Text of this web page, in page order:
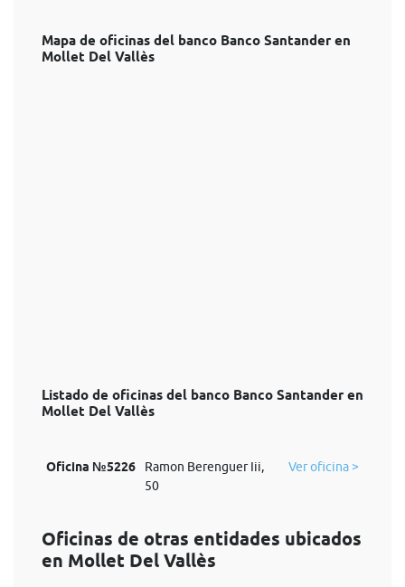
Mapa de oficinas del banco Banco Santander en
Mollet Del Vallès
Listado de oficinas del banco Banco Santander en
Mollet Del Vallès
Oficina №5226
Ramon Berenguer Iii,
50
Ver oficina >
Oficinas de otras entidades ubicados
en Mollet Del Vallès